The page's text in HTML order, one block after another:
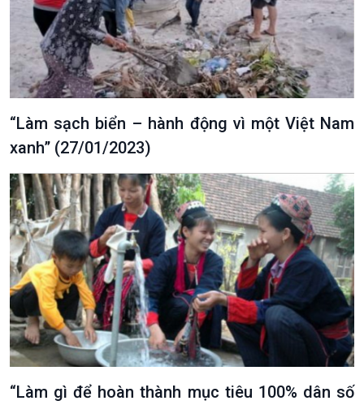
“Làm sạch biển – hành động vì một Việt Nam
xanh” (27/01/2023)
“Làm gì để hoàn thành mục tiêu 100% dân số